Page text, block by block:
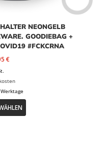
NEONGELB
GOODIEBAG + A
#FCKCRNA
€
Dieses